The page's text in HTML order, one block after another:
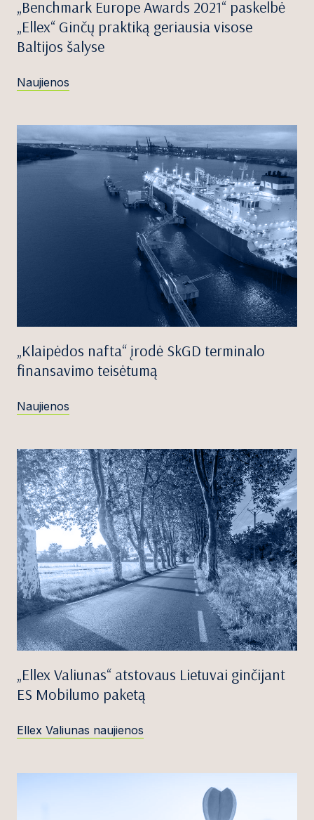
„Benchmark Europe Awards 2021“ paskelbė
„Ellex“ Ginčų praktiką geriausia visose
Baltijos šalyse
Naujienos
„Klaipėdos nafta“ įrodė SkGD terminalo
finansavimo teisėtumą
Naujienos
„Ellex Valiunas“ atstovaus Lietuvai ginčijant
ES Mobilumo paketą
Ellex Valiunas naujienos